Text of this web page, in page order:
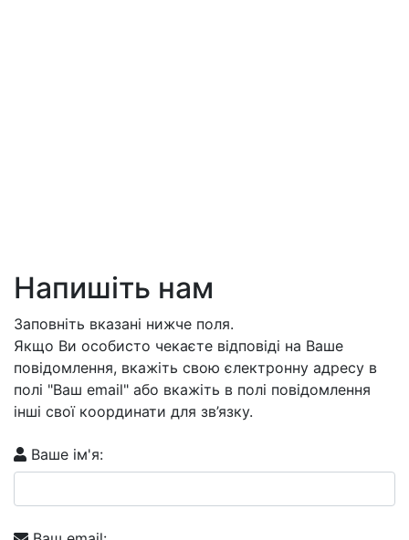
Напишіть нам
Заповніть вказані нижче поля.
Якщо Ви особисто чекаєте відповіді на Ваше
повідомлення, вкажіть свою єлектронну адресу в
полі "Ваш email" або вкажіть в полі повідомлення
інші свої координати для зв’язку.
Ваше ім'я: